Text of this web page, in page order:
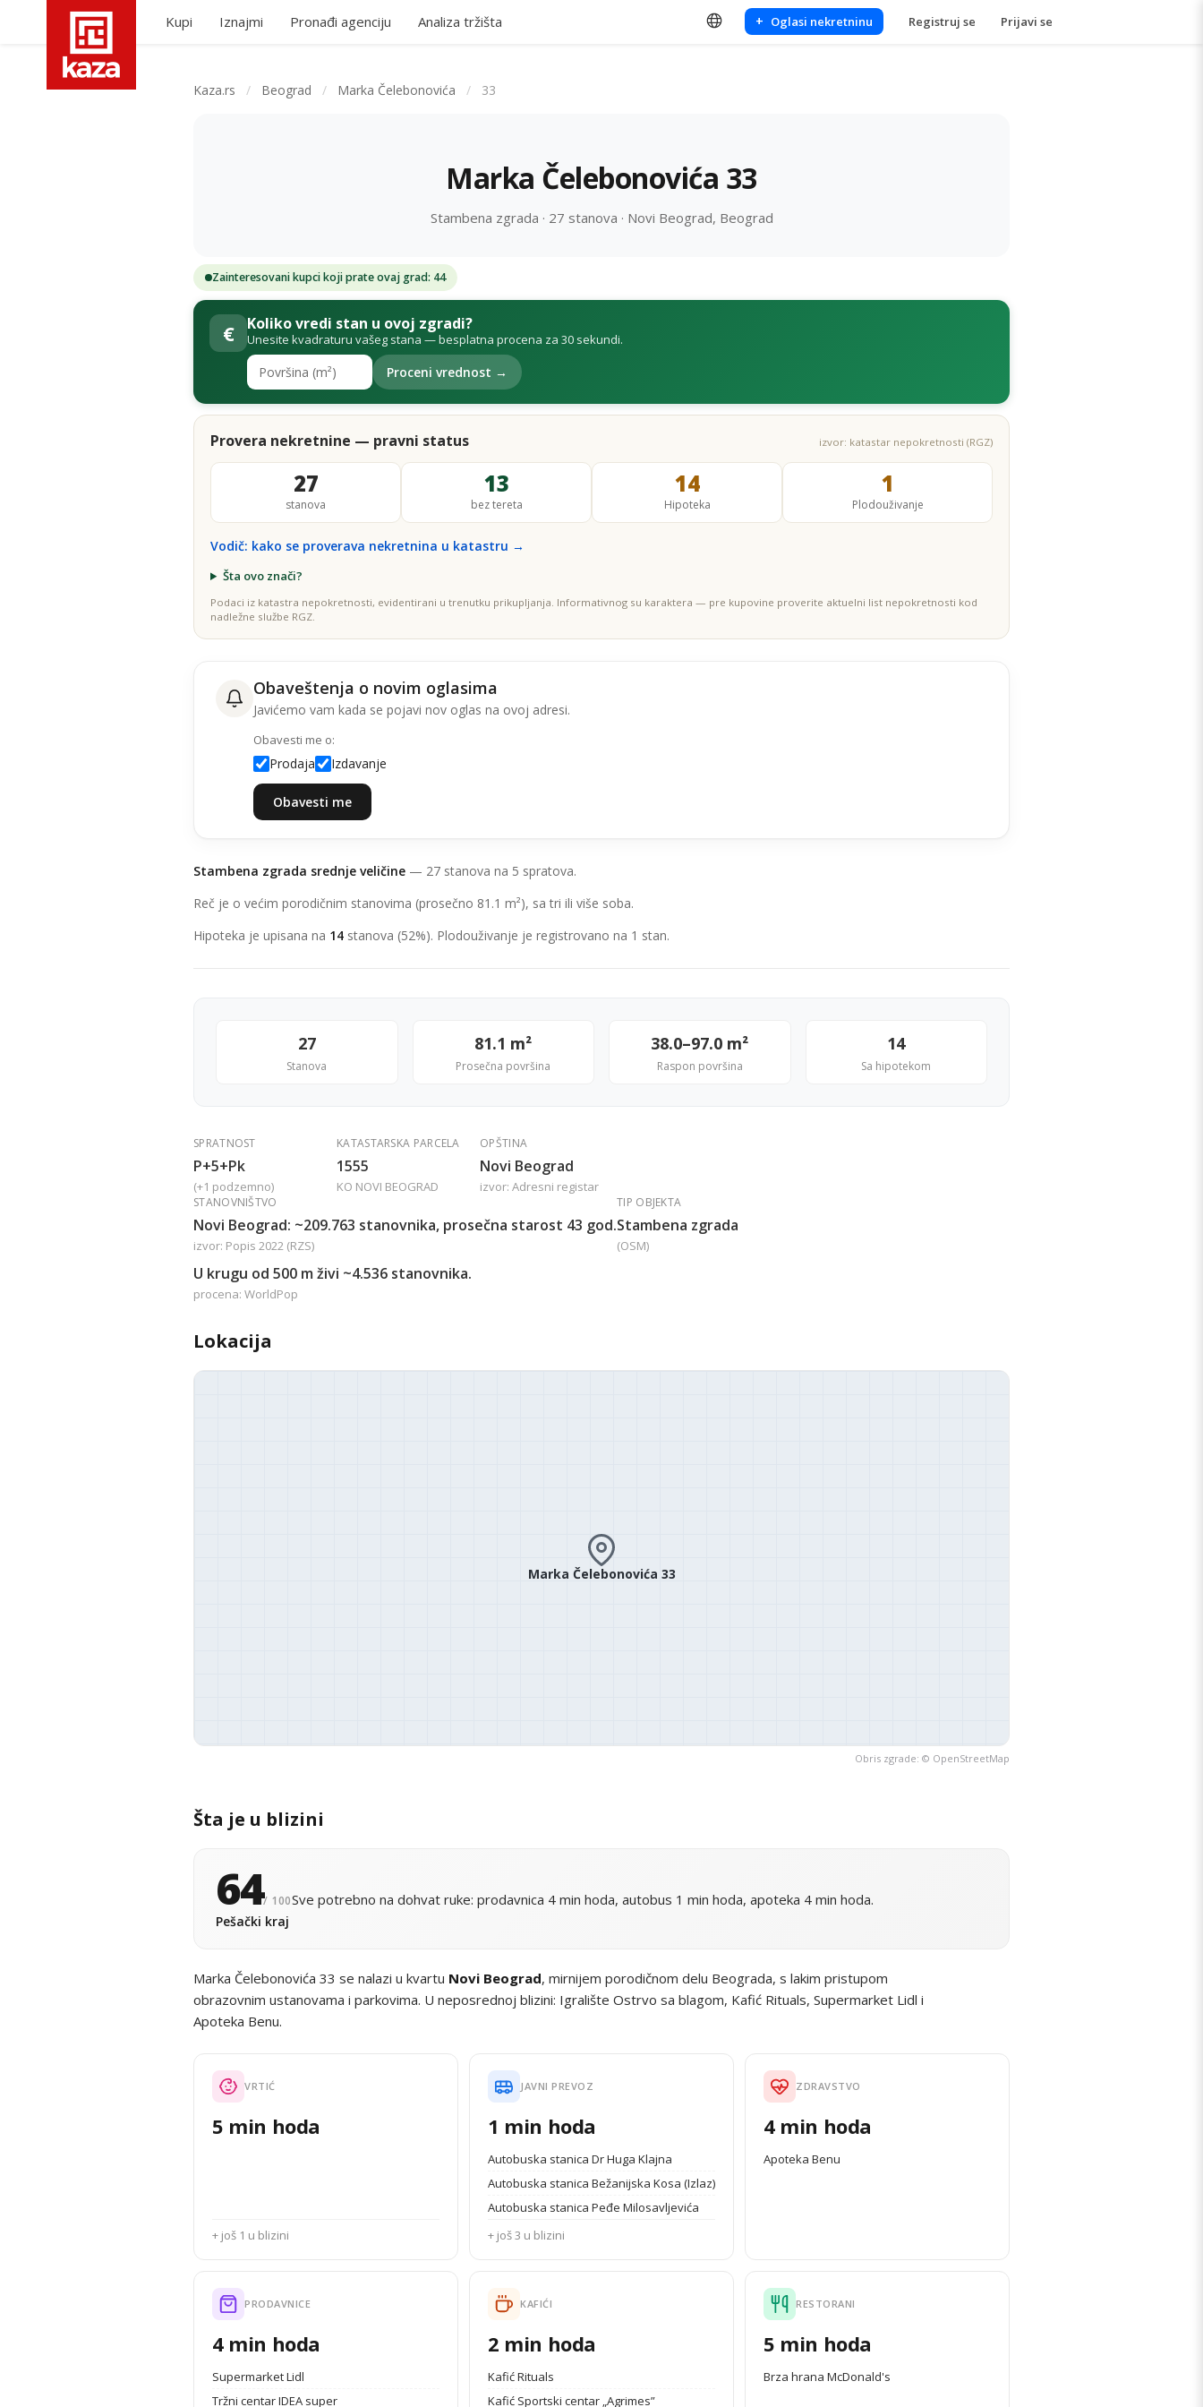
Kupi Iznajmi Pronađi agenciju Analiza tržišta + Oglasi nekretninu Registruj se Prijavi se
Kaza.rs / Beograd / Marka Čelebonovića / 33
Marka Čelebonovića 33
Stambena zgrada · 27 stanova · Novi Beograd, Beograd
Zainteresovani kupci koji prate ovaj grad: 44
€ Koliko vredi stan u ovoj zgradi?
Unesite kvadraturu vašeg stana — besplatna procena za 30 sekundi.
Proceni vrednost →
Provera nekretnine — pravni status izvor: katastar nepokretnosti (RGZ)
27
stanova
13
bez tereta
14
Hipoteka
1
Plodouživanje
Vodič: kako se proverava nekretnina u katastru →
Šta ovo znači?
Podaci iz katastra nepokretnosti, evidentirani u trenutku prikupljanja. Informativnog su karaktera — pre kupovine proverite aktuelni list nepokretnosti kod
nadležne službe RGZ.
Obaveštenja o novim oglasima
Javićemo vam kada se pojavi nov oglas na ovoj adresi.
Obavesti me o:
Prodaja Izdavanje
Obavesti me
Stambena zgrada srednje veličine — 27 stanova na 5 spratova.
Reč je o većim porodičnim stanovima (prosečno 81.1 m²), sa tri ili više soba.
Hipoteka je upisana na 14 stanova (52%). Plodouživanje je registrovano na 1 stan.
27
Stanova
81.1 m²
Prosečna površina
38.0–97.0 m²
Raspon površina
14
Sa hipotekom
SPRATNOST
P+5+Pk
(+1 podzemno)
KATASTARSKA PARCELA
1555
KO NOVI BEOGRAD
OPŠTINA
Novi Beograd
izvor: Adresni registar
STANOVNIŠTVO
Novi Beograd: ~209.763 stanovnika, prosečna starost 43 god.
izvor: Popis 2022 (RZS)
U krugu od 500 m živi ~4.536 stanovnika.
procena: WorldPop
TIP OBJEKTA
Stambena zgrada
(OSM)
Lokacija
Marka Čelebonovića 33
Obris zgrade: © OpenStreetMap
Šta je u blizini
64/ 100
Pešački kraj
Sve potrebno na dohvat ruke: prodavnica 4 min hoda, autobus 1 min hoda, apoteka 4 min hoda.
Marka Čelebonovića 33 se nalazi u kvartu Novi Beograd, mirnijem porodičnom delu Beograda, s lakim pristupom
obrazovnim ustanovama i parkovima. U neposrednoj blizini: Igralište Ostrvo sa blagom, Kafić Rituals, Supermarket Lidl i
Apoteka Benu.
VRTIĆ
5 min hoda
+ još 1 u blizini
JAVNI PREVOZ
1 min hoda
Autobuska stanica Dr Huga Klajna
Autobuska stanica Bežanijska Kosa (Izlaz)
Autobuska stanica Peđe Milosavljevića
+ još 3 u blizini
ZDRAVSTVO
4 min hoda
Apoteka Benu
PRODAVNICE
4 min hoda
Supermarket Lidl
Tržni centar IDEA super
KAFIĆI
2 min hoda
Kafić Rituals
Kafić Sportski centar „Agrimes”
RESTORANI
5 min hoda
Brza hrana McDonald's